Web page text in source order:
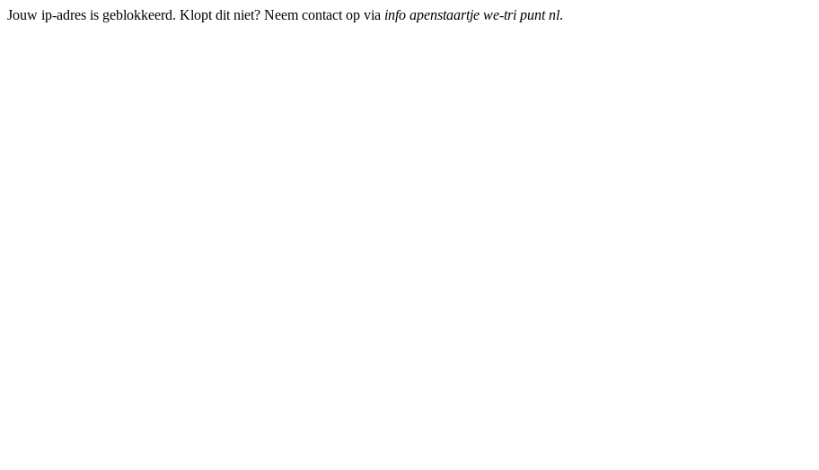
Jouw ip-adres is geblokkeerd. Klopt dit niet? Neem contact op via info apenstaartje we-tri punt nl.